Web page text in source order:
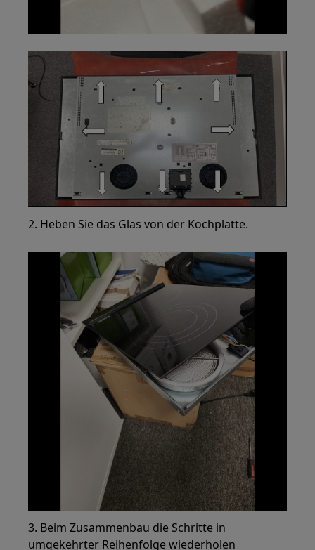
2. Heben Sie das Glas von der Kochplatte.
3. Beim Zusammenbau die Schritte in
umgekehrter Reihenfolge wiederholen